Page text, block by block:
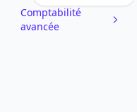
Comptabilité
avancée